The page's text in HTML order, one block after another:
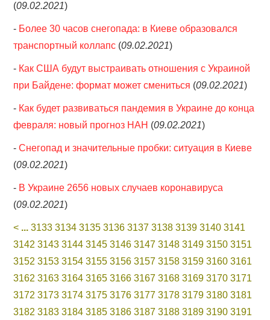
(09.02.2021)
- Более 30 часов снегопада: в Киеве образовался
транспортный коллапс (09.02.2021)
- Как США будут выстраивать отношения с Украиной
при Байдене: формат может смениться (09.02.2021)
- Как будет развиваться пандемия в Украине до конца
февраля: новый прогноз НАН (09.02.2021)
-Снегопад и значительные пробки: ситуация в Киеве
(09.02.2021)
- В Украине 2656 новых случаев коронавируса
(09.02.2021)
< ... 3133 3134 3135 3136 3137 3138 3139 3140 3141
3142 3143 3144 3145 3146 3147 3148 3149 3150 3151
3152 3153 3154 3155 3156 3157 3158 3159 3160 3161
3162 3163 3164 3165 3166 3167 3168 3169 3170 3171
3172 3173 3174 3175 3176 3177 3178 3179 3180 3181
3182 3183 3184 3185 3186 3187 3188 3189 3190 3191